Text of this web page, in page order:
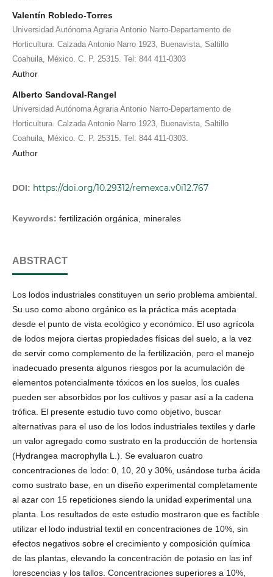
Valentín Robledo-Torres
Universidad Autónoma Agraria Antonio Narro-Departamento de
Horticultura. Calzada Antonio Narro 1923, Buenavista, Saltillo
Coahuila, México. C. P. 25315. Tel: 844 411-0303
Author
Alberto Sandoval-Rangel
Universidad Autónoma Agraria Antonio Narro-Departamento de
Horticultura. Calzada Antonio Narro 1923, Buenavista, Saltillo
Coahuila, México. C. P. 25315. Tel: 844 411-0303.
Author
DOI: https://doi.org/10.29312/remexca.v0i12.767
Keywords: fertilización orgánica, minerales
ABSTRACT
Los lodos industriales constituyen un serio problema ambiental.
Su uso como abono orgánico es la práctica más aceptada
desde el punto de vista ecológico y económico. El uso agrícola
de lodos mejora ciertas propiedades físicas del suelo, a la vez
de servir como complemento de la fertilización, pero el manejo
inadecuado presenta algunos riesgos por la acumulación de
elementos potencialmente tóxicos en los suelos, los cuales
pueden ser absorbidos por los cultivos y pasar así a la cadena
trófica. El presente estudio tuvo como objetivo, buscar
alternativas para el uso de los lodos industriales textiles y darle
un valor agregado como sustrato en la producción de hortensia
(Hydrangea macrophylla L.). Se evaluaron cuatro
concentraciones de lodo: 0, 10, 20 y 30%, usándose turba ácida
como sustrato base, en un diseño experimental completamente
al azar con 15 repeticiones siendo la unidad experimental una
planta. Los resultados de este estudio mostraron que es factible
utilizar el lodo industrial textil en concentraciones de 10%, sin
efectos negativos sobre el crecimiento y composición química
de las plantas, elevando la concentración de potasio en las inf
lorescencias y los tallos. Concentraciones superiores a 10%,